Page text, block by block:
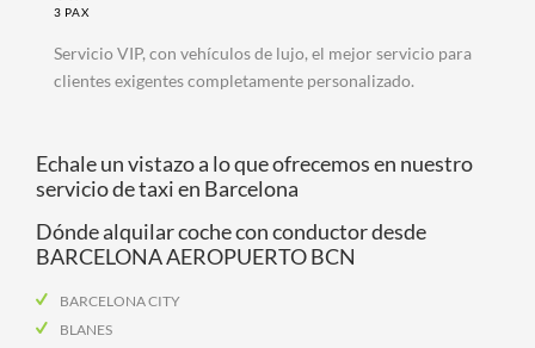
3 PAX
Servicio VIP, con vehículos de lujo, el mejor servicio para
clientes exigentes completamente personalizado.
Echale un vistazo a lo que ofrecemos en nuestro
servicio de taxi en Barcelona
Dónde alquilar coche con conductor desde
BARCELONA AEROPUERTO BCN
BARCELONA CITY
BLANES